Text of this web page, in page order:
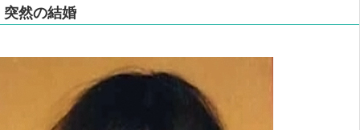
突然の結婚